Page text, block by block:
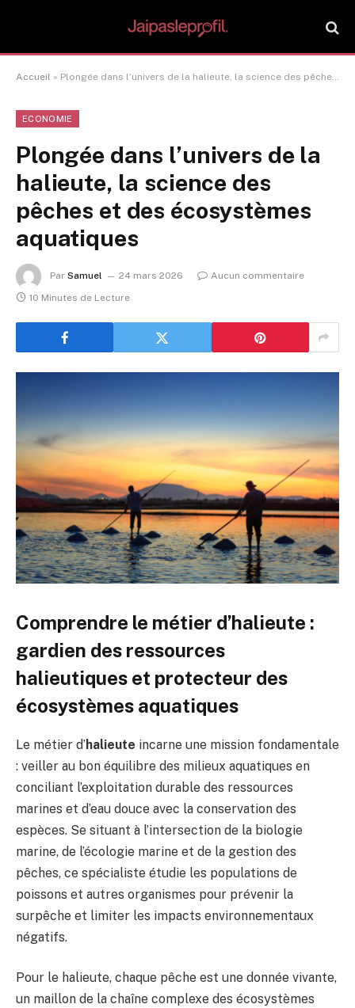
Accueil » Plongée dans l’univers de la halieute, la science des pêches et des écosystèmes aquatiques
ECONOMIE
Plongée dans l’univers de la
halieute, la science des
pêches et des écosystèmes
aquatiques
Par Samuel 24 mars 2026
Aucun commentaire
10 Minutes de Lecture
Comprendre le métier d’halieute :
gardien des ressources
halieutiques et protecteur des
écosystèmes aquatiques
Le métier d’halieute incarne une mission fondamentale
: veiller au bon équilibre des milieux aquatiques en
conciliant l’exploitation durable des ressources
marines et d’eau douce avec la conservation des
espèces. Se situant à l’intersection de la biologie
marine, de l’écologie marine et de la gestion des
pêches, ce spécialiste étudie les populations de
poissons et autres organismes pour prévenir la
surpêche et limiter les impacts environnementaux
négatifs.
Pour le halieute, chaque pêche est une donnée vivante,
un maillon de la chaîne complexe des écosystèmes